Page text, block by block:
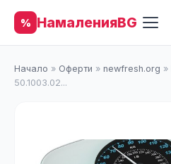
% НамаленияBG
Начало » Оферти » newfresh.org »
50.1003.02...